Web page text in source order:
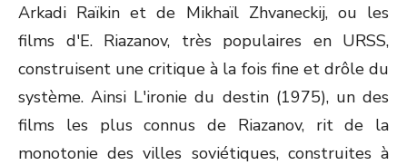
Arkadi Raïkin et de Mikhaïl Zhvaneckij, ou les
films d'E. Riazanov, très populaires en URSS,
construisent une critique à la fois fine et drôle du
système. Ainsi L'ironie du destin (1975), un des
films les plus connus de Riazanov, rit de la
monotonie des villes soviétiques, construites à